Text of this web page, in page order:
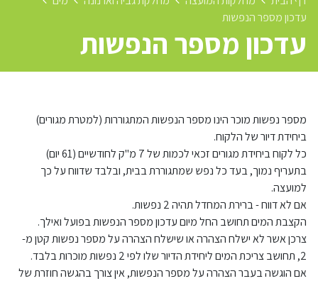
עדכון מספר הנפשות
עדכון מספר הנפשות
מספר נפשות מוכר הינו מספר הנפשות המתגוררות (למטרת מגורים)
ביחידת דיור של הלקוח.
כל לקוח ביחידת מגורים זכאי לכמות של 7 מ"ק לחודשיים (61 יום)
בתעריף נמוך, בעד כל נפש שמתגוררת בבית, ובלבד שדווח על כך
למועצה.
אם לא דווח - ברירת המחדל תהיה 2 נפשות.
הקצבת המים תחושב החל מיום עדכון מספר הנפשות בפועל ואילך.
צרכן אשר לא ישלח הצהרה או שישלח הצהרה על מספר נפשות קטן מ-
2, תחושב צריכת המים ליחידת הדיור שלו לפי 2 נפשות מוכרות בלבד.
אם הוגשה בעבר הצהרה על מספר הנפשות, אין צורך בהגשה חוזרת של